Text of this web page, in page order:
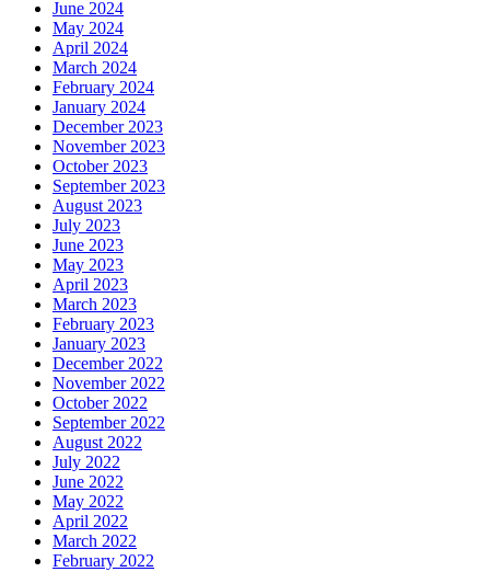
June 2024
May 2024
April 2024
March 2024
February 2024
January 2024
December 2023
November 2023
October 2023
September 2023
August 2023
July 2023
June 2023
May 2023
April 2023
March 2023
February 2023
January 2023
December 2022
November 2022
October 2022
September 2022
August 2022
July 2022
June 2022
May 2022
April 2022
March 2022
February 2022